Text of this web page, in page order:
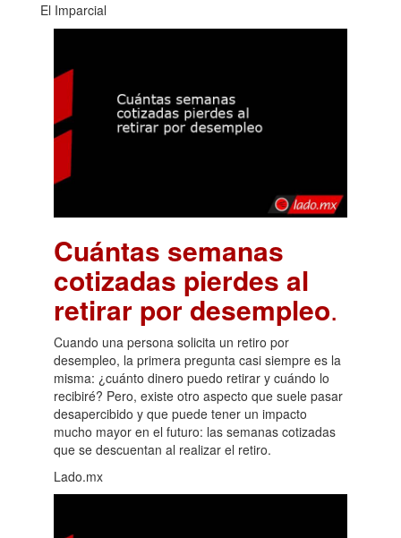
El Imparcial
Cuántas semanas
cotizadas pierdes al
retirar por desempleo.
Cuando una persona solicita un retiro por
desempleo, la primera pregunta casi siempre es la
misma: ¿cuánto dinero puedo retirar y cuándo lo
recibiré? Pero, existe otro aspecto que suele pasar
desapercibido y que puede tener un impacto
mucho mayor en el futuro: las semanas cotizadas
que se descuentan al realizar el retiro.
Lado.mx